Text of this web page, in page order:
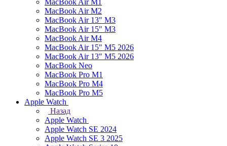
MacBook Air M1
MacBook Air M2
MacBook Air 13" M3
MacBook Air 15" M3
MacBook Air M4
MacBook Air 15" М5 2026
MacBook Air 13" М5 2026
MacBook Neo
MacBook Pro M1
MacBook Pro M4
MacBook Pro M5
Apple Watch
Назад
Apple Watch
Apple Watch SE 2024
Apple Watch SE 3 2025